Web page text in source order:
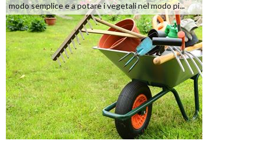
modo semplice e a potare i vegetali nel modo pi...